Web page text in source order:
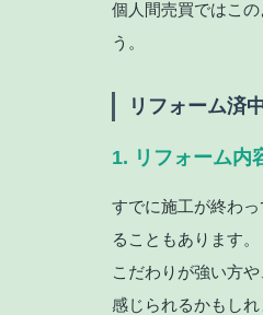
個人間売買ではこ
う。
リフォーム済
1. リフォーム内
すでに施工が終わ
ることもあります。
こだわりが強い方
感じられるかもしれ